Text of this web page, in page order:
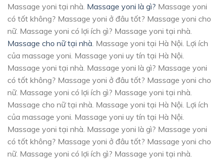
Massage yoni tại nhà. Massage yoni là gì? Massage yoni
có tốt không? Massage yoni ở đâu tốt? Massage yoni cho
nữ. Massage yoni có lợi ích gì? Massage yoni tại nhà.
Massage cho nữ tại nhà . Massage yoni tại Hà Nội. Lợi ích
của massage yoni. Massage yoni uy tín tại Hà Nội.
Massage yoni tại nhà. Massage yoni là gì? Massage yoni
có tốt không? Massage yoni ở đâu tốt? Massage yoni cho
nữ. Massage yoni có lợi ích gì? Massage yoni tại nhà.
Massage cho nữ tại nhà. Massage yoni tại Hà Nội. Lợi ích
của massage yoni. Massage yoni uy tín tại Hà Nội.
Massage yoni tại nhà. Massage yoni là gì? Massage yoni
có tốt không? Massage yoni ở đâu tốt? Massage yoni cho
nữ. Massage yoni có lợi ích gì? Massage yoni tại nhà.